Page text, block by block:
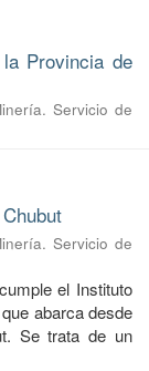
Provincia de
Servicio de
Servicio de
el Instituto
abarca desde
Se trata de un